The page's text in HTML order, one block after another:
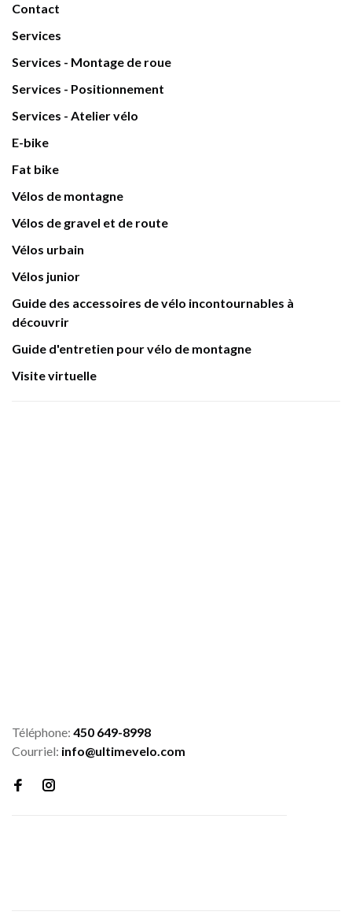
Contact
Services
Services - Montage de roue
Services - Positionnement
Services - Atelier vélo
E-bike
Fat bike
Vélos de montagne
Vélos de gravel et de route
Vélos urbain
Vélos junior
Guide des accessoires de vélo incontournables à
découvrir
Guide d'entretien pour vélo de montagne
Visite virtuelle
Téléphone: 450 649-8998
Courriel: info@ultimevelo.com